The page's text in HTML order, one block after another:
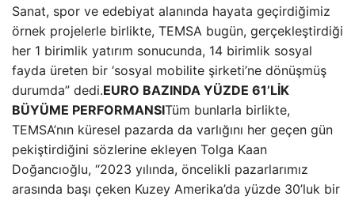
Sanat, spor ve edebiyat alanında hayata geçirdiğimiz
örnek projelerle birlikte, TEMSA bugün, gerçekleştirdiği
her 1 birimlik yatırım sonucunda, 14 birimlik sosyal
fayda üreten bir ‘sosyal mobilite şirketi’ne dönüşmüş
durumda” dedi.EURO BAZINDA YÜZDE 61’LİK
BÜYÜME PERFORMANSITüm bunlarla birlikte,
TEMSA’nın küresel pazarda da varlığını her geçen gün
pekiştirdiğini sözlerine ekleyen Tolga Kaan
Doğancıoğlu, “2023 yılında, öncelikli pazarlarımız
arasında başı çeken Kuzey Amerika’da yüzde 30’luk bir